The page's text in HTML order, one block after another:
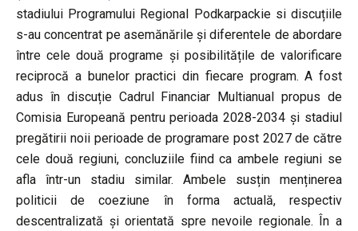
stadiului Programului Regional Podkarpackie si discuțiile
s-au concentrat pe asemănările și diferentele de abordare
între cele două programe și posibilitățile de valorificare
reciprocă a bunelor practici din fiecare program. A fost
adus în discuție Cadrul Financiar Multianual propus de
Comisia Europeană pentru perioada 2028-2034 și stadiul
pregătirii noii perioade de programare post 2027 de către
cele două regiuni, concluziile fiind ca ambele regiuni se
afla într-un stadiu similar. Ambele susțin menținerea
politicii de coeziune în forma actuală, respectiv
descentralizată și orientată spre nevoile regionale. În a